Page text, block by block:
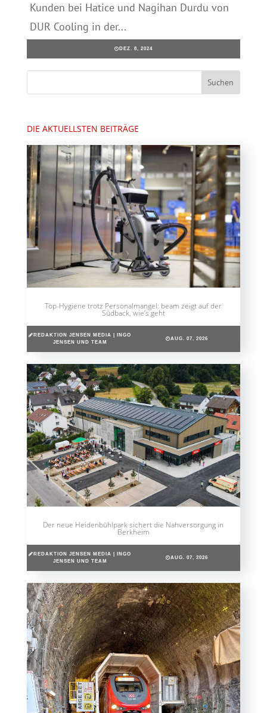
Kunden bei Hatice und Nagihan Durdu von
DUR Cooling in der...
DEZ. 8, 2024
DIE AKTUELLSTEN BEITRÄGE
Top-Hygiene trotz Personalmangel: beam zeigt auf der
Südback, wie’s geht
REDAKTION JENSEN MEDIA | INGO
JENSEN UND TEAM
AUG. 07, 2026
Der neue Heidenbühlpark sichert die Nahversorgung in
Berkheim
REDAKTION JENSEN MEDIA | INGO
JENSEN UND TEAM
AUG. 07, 2026